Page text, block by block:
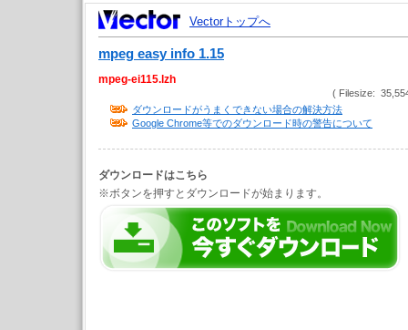
Vectorトップへ
mpeg easy info 1.15
mpeg-ei115.lzh
( Filesize:
ダウンロードがうまくできない場合の解決方法
Google Chrome等でのダウンロード時の警告について
ダウンロードはこちら
※ボタンを押すとダウンロードが始まります。